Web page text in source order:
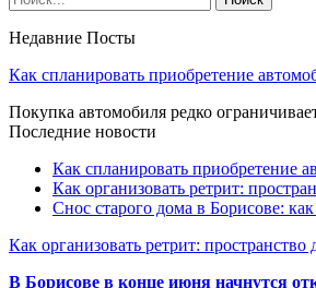
Недавние Посты
Как спланировать приобретение
Покупка автомобиля редко
Последние новости
Как спланировать приобретение
Как организовать ретрит:
Снос старого дома в Борисове:
Как организовать ретрит:
В Борисове в конце июня начнутся